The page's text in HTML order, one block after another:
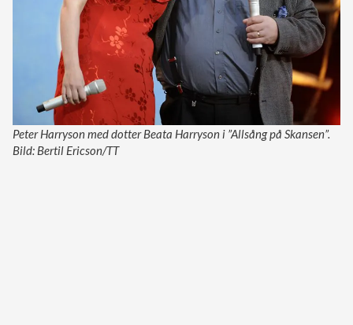
Peter Harryson med dotter Beata Harryson i ”Allsång på Skansen”.
Bild: Bertil Ericson/TT